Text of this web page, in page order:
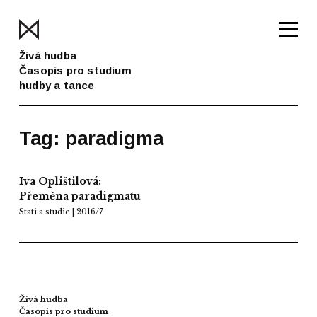
Živá hudba
Časopis pro studium
hudby a tance
Tag: paradigma
Iva Oplištilová:
Přeměna paradigmatu
Stati a studie | 2016/7
Živá hudba
Časopis pro studium